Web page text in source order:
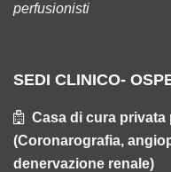
perfusionisti
SEDI CLINICO-
Casa di cura
(Coronarografia,
denervazione renale)